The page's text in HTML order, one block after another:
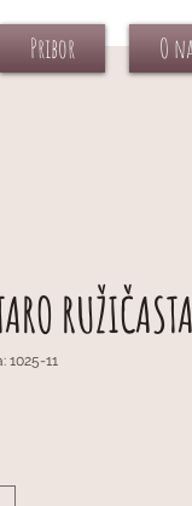
Pribor O
RUŽIČASTA
1025-11